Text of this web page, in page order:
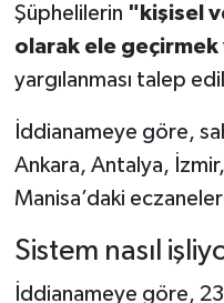
Şüphelilerin "kişisel
olarak ele geçirmek
yargılanması talep
İddianameye göre,
Ankara, Antalya,
Manisa’daki
Sistem nasıl
İddianameye göre,